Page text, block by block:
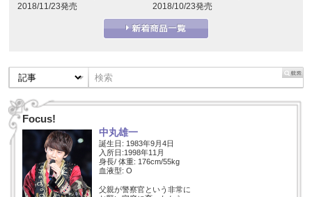
2018/11/23発売 2018/10/23発売
Focus!
中丸雄一
誕生日: 1983年9月4日
入所日:1998年11月
身長/ 体重: 176cm/55kg
血液型: O
父親が警察官という非常に